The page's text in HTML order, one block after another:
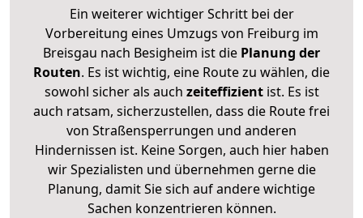
Ein weiterer wichtiger Schritt bei der
Vorbereitung eines Umzugs von Freiburg im
Breisgau nach Besigheim ist die Planung der
Routen. Es ist wichtig, eine Route zu wählen, die
sowohl sicher als auch zeiteffizientist. Es ist
auch ratsam, sicherzustellen, dass die Route frei
von Straßensperrungen und anderen
Hindernissen ist. Keine Sorgen, auch hier haben
wir Spezialisten und übernehmen gerne die
Planung, damit Sie sich auf andere wichtige
Sachen konzentrieren können.